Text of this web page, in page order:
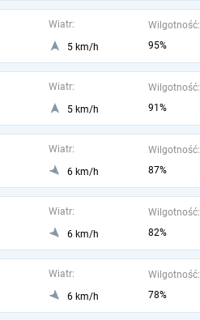
Wiatr:
5 km/h
Wilgotność:
95%
Wiatr:
5 km/h
Wilgotność:
91%
Wiatr:
6 km/h
Wilgotność:
87%
Wiatr:
6 km/h
Wilgotność:
82%
Wiatr:
6 km/h
Wilgotność:
78%